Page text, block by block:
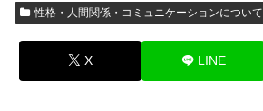
性格・人間関係・コミュニケーションについて
X LINE